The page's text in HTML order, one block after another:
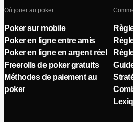
Où jouer au poker :
Poker sur mobile
Poker en ligne entre amis
Poker en ligne en argent réel
Freerolls de poker gratuits
Méthodes de paiement au
poker